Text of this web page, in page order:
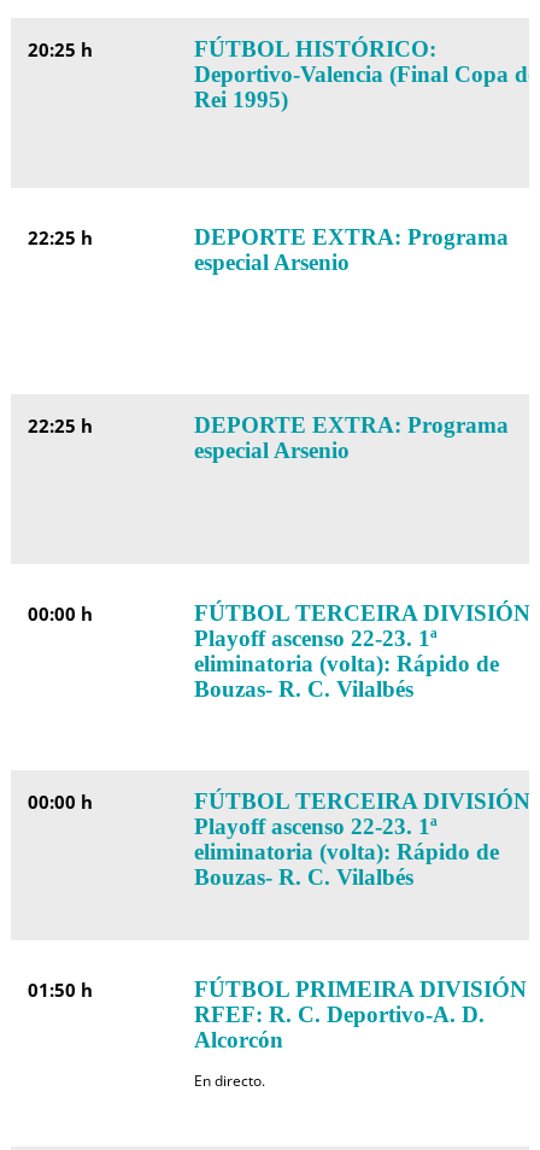
20:25 h
FÚTBOL HISTÓRICO:
Deportivo-Valencia (Final Copa do
Rei 1995)
22:25 h
DEPORTE EXTRA: Programa
especial Arsenio
22:25 h
DEPORTE EXTRA: Programa
especial Arsenio
00:00 h
FÚTBOL TERCEIRA DIVISIÓN:
Playoff ascenso 22-23. 1ª
eliminatoria (volta): Rápido de
Bouzas- R. C. Vilalbés
00:00 h
FÚTBOL TERCEIRA DIVISIÓN:
Playoff ascenso 22-23. 1ª
eliminatoria (volta): Rápido de
Bouzas- R. C. Vilalbés
01:50 h
FÚTBOL PRIMEIRA DIVISIÓN
RFEF: R. C. Deportivo-A. D.
Alcorcón
En directo.